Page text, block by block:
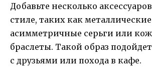
Добавьте несколько
стиле, таких как
асимметричные серьги или
браслеты. Такой образ
с друзьями или похода в кафе.